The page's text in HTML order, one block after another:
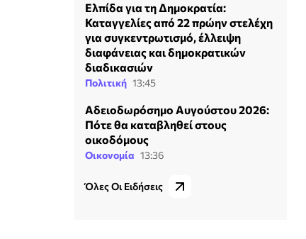
Ελπίδα για τη Δημοκρατία:
Καταγγελίες από 22 πρώην στελέχη
για συγκεντρωτισμό, έλλειψη
διαφάνειας και δημοκρατικών
διαδικασιών
Πολιτική 13:45
Αδειοδωρόσημο Αυγούστου 2026:
Πότε θα καταβληθεί στους
οικοδόμους
Οικονομία 13:36
Όλες Οι Ειδήσεις